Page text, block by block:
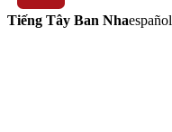
Tiếng Tây Ban Nhaespañol